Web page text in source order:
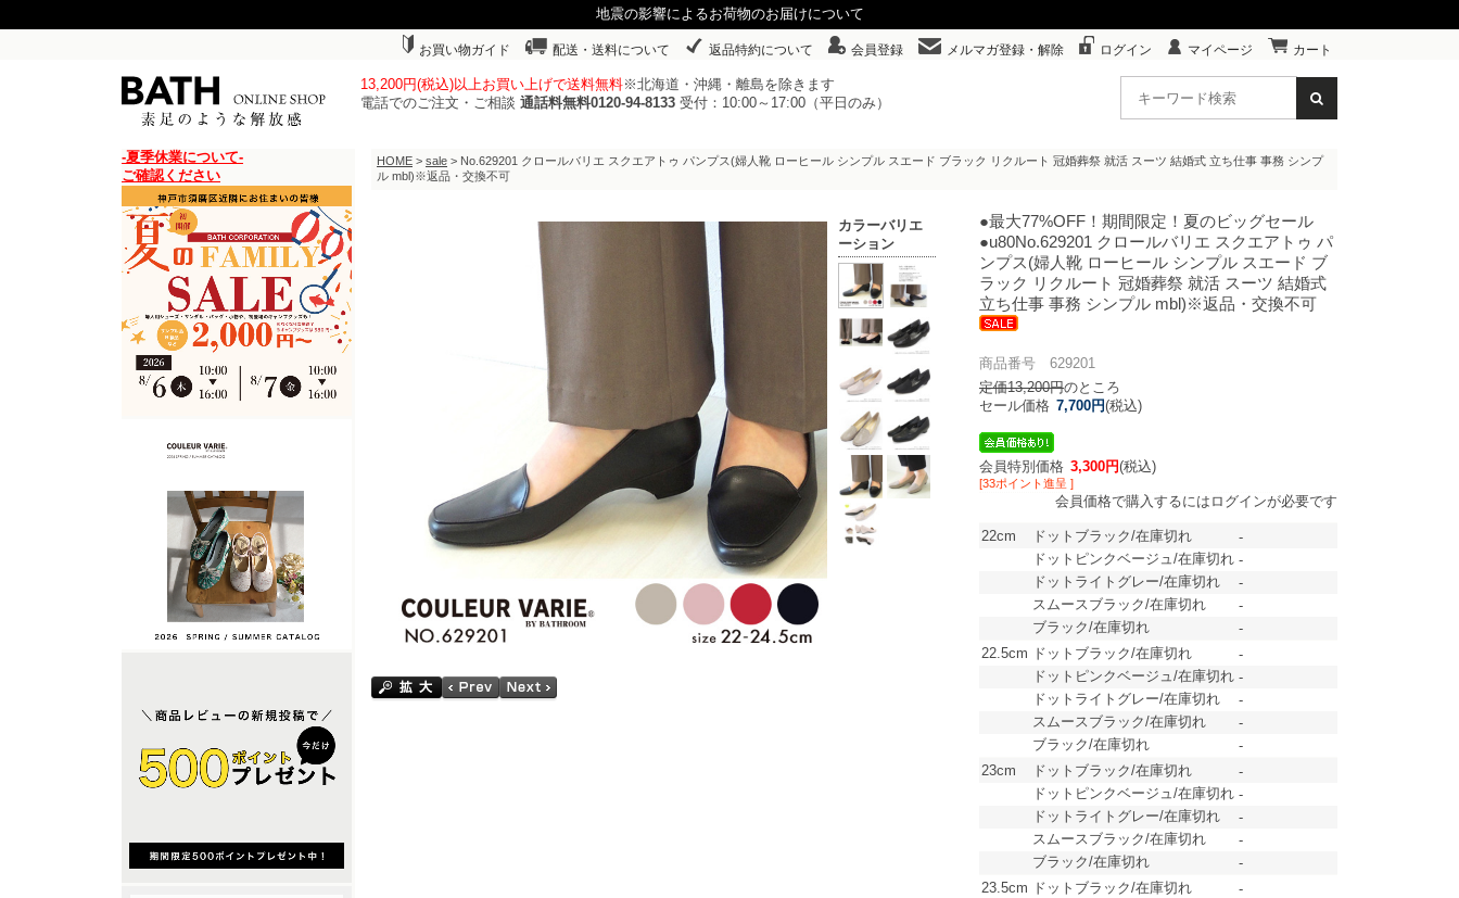
地震の影響によるお荷物のお届けについて
お買い物ガイド 配送・送料について 返品特約について 会員登録 メルマガ登録・解除 ログイン マイページ カート
13,200円(税込)以上お買い上げで送料無料※北海道・沖縄・離島を除きます
電話でのご注文・ご相談 通話料無料0120-94-8133 受付：10:00～17:00（平日のみ）
-夏季休業について-
ご確認ください
HOME > sale > No.629201 クロールバリエ スクエアトゥ パンプス(婦人靴 ローヒール シンプル スエード ブラック リクルート 冠婚葬祭 就活 スーツ 結婚式 立ち仕事 事務 シンプ
ル mbl)※返品・交換不可
●最大77%OFF！期間限定！夏のビッグセール
●u80No.629201 クロールバリエ スクエアトゥ パ
ンプス(婦人靴 ローヒール シンプル スエード ブ
ラック リクルート 冠婚葬祭 就活 スーツ 結婚式
立ち仕事 事務 シンプル mbl)※返品・交換不可
商品番号 629201
定価13,200円のところ
セール価格 7,700円(税込)
会員特別価格 3,300円(税込)
[33ポイント進呈 ]
会員価格で購入するにはログインが必要です
22cm ドットブラック/在庫切れ
-
ドットピンクベージュ/在庫切れ -
ドットライトグレー/在庫切れ
-
スムースブラック/在庫切れ
-
ブラック/在庫切れ
-
22.5cm ドットブラック/在庫切れ
-
ドットピンクベージュ/在庫切れ -
ドットライトグレー/在庫切れ
-
スムースブラック/在庫切れ
-
ブラック/在庫切れ
-
23cm
ドットブラック/在庫切れ
-
ドットピンクベージュ/在庫切れ -
ドットライトグレー/在庫切れ
-
スムースブラック/在庫切れ
-
ブラック/在庫切れ
-
23.5cm ドットブラック/在庫切れ
-
カラーバリエ
ーション